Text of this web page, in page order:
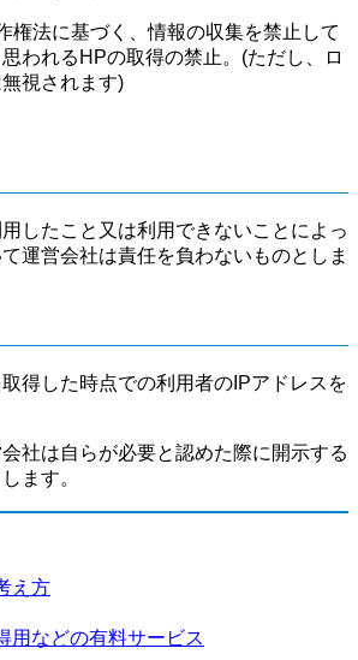
権法に基づく、情報の収集を禁止して
われるHPの取得の禁止。(ただし、ロ
視されます)
用したこと又は利用できないことによっ
運営会社は責任を負わないものとしま
得した時点での利用者のIPアドレスを
社は自らが必要と認めた際に開示する
ます。
え方
用などの有料サービス